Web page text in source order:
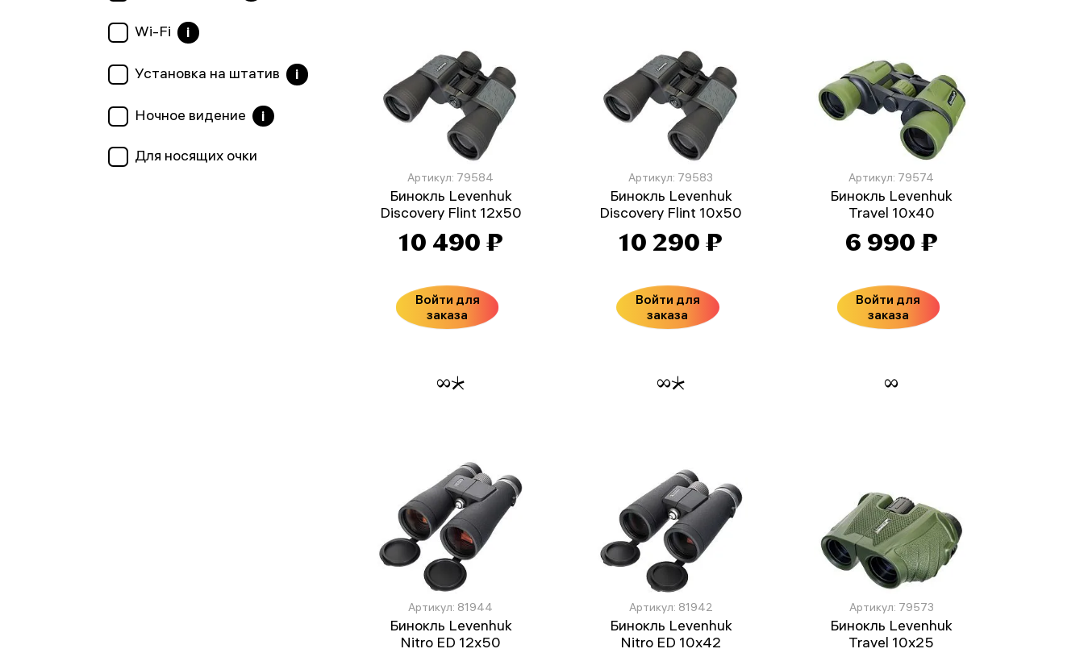
Wi-Fi i
Установка на штатив i
Ночное видение i
Для носящих очки
Артикул: 79584
Бинокль Levenhuk
Discovery Flint 12x50
10 490 ₽
Войти для
заказа
Артикул: 79583
Бинокль Levenhuk
Discovery Flint 10x50
10 290 ₽
Войти для
заказа
Артикул: 79574
Бинокль Levenhuk
Travel 10x40
6 990 ₽
Войти для
заказа
Артикул: 81944
Бинокль Levenhuk
Nitro ED 12x50
Артикул: 81942
Бинокль Levenhuk
Nitro ED 10x42
Артикул: 79573
Бинокль Levenhuk
Travel 10x25